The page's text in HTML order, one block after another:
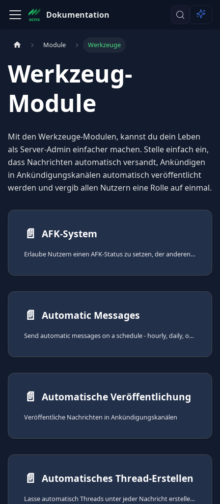
Dokumentation
Module Werkzeuge
Werkzeug-
Module
Mit den Werkzeuge-Modulen, kannst du dein Leben
als Server-Admin einfacher machen. Stelle einfach ein,
dass Nachrichten automatisch versandt, Ankündigen
in Ankündigungskanälen automatisch veröffentlicht
werden und vergib allen Nutzern eine Rolle auf einmal.
📄️ AFK-System
Erlaube Nutzern einen AFK-Status zu setzen, der anderen Nutzern automatisch mitgeteilt wird, wenn sie versuchen ihn/sie zu erreichen.
📄️ Automatic Messages
Send automatic messages on a schedule - hourly, daily, or using custom cron expressions.
📄️ Automatische Veröffentlichung
Veröffentliche Nachrichten in Ankündigungskanälen
📄️ Automatisches Thread-Erstellen
Lasse automatisch Threads unter jeder Nachricht erstellen, die in einen ausgewählten Kanal gesendet wurde